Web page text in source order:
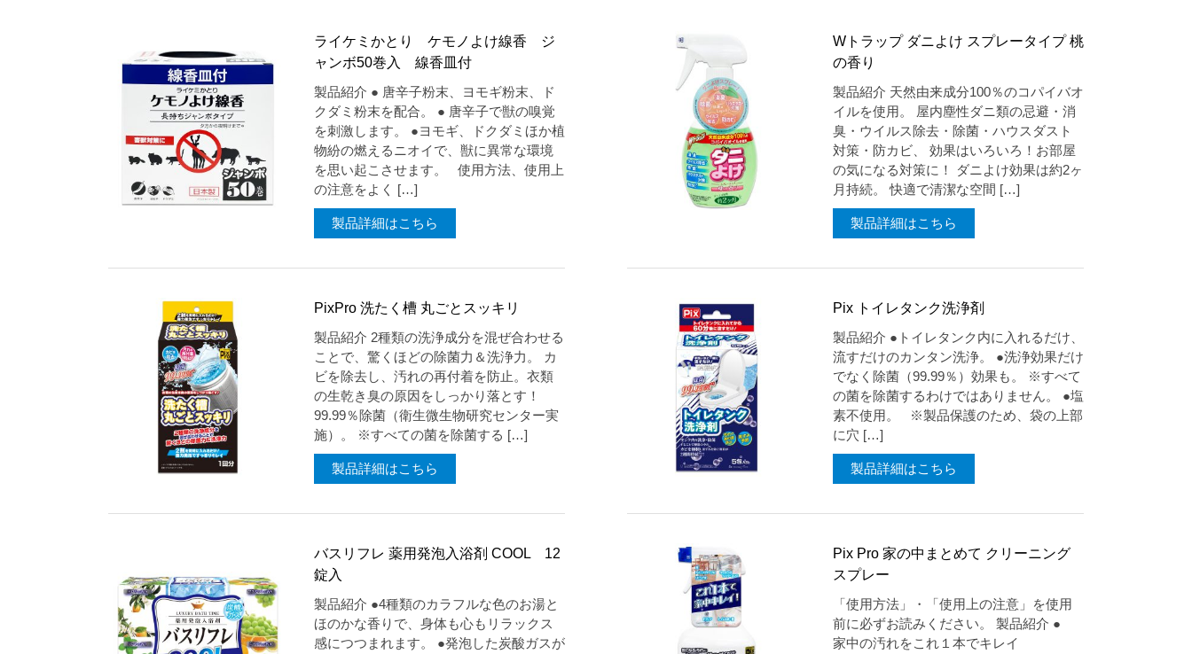
ライケミかとり ケモノよけ線香 ジ
ャンボ50巻入 線香皿付
製品紹介 ● 唐辛子粉末、ヨモギ粉末、ド
クダミ粉末を配合。 ● 唐辛子で獣の嗅覚
を刺激します。 ●ヨモギ、ドクダミほか植
物紛の燃えるニオイで、獣に異常な環境
を思い起こさせます。 使用方法、使用上
の注意をよく […]
製品詳細はこちら
Wトラップ ダニよけ スプレータイプ 桃
の香り
製品紹介 天然由来成分100％のコパイバオ
イルを使用。 屋内塵性ダニ類の忌避・消
臭・ウイルス除去・除菌・ハウスダスト
対策・防カビ、 効果はいろいろ！お部屋
の気になる対策に！ ダニよけ効果は約2ヶ
月持続。 快適で清潔な空間 […]
製品詳細はこちら
PixPro 洗たく槽 丸ごとスッキリ
製品紹介 2種類の洗浄成分を混ぜ合わせる
ことで、驚くほどの除菌力＆洗浄力。 カ
ビを除去し、汚れの再付着を防止。衣類
の生乾き臭の原因をしっかり落とす！
99.99％除菌（衛生微生物研究センター実
施）。 ※すべての菌を除菌する […]
製品詳細はこちら
Pix トイレタンク洗浄剤
製品紹介 ●トイレタンク内に入れるだけ、
流すだけのカンタン洗浄。 ●洗浄効果だけ
でなく除菌（99.99％）効果も。 ※すべて
の菌を除菌するわけではありません。 ●塩
素不使用。 ※製品保護のため、袋の上部
に穴 […]
製品詳細はこちら
バスリフレ 薬用発泡入浴剤 COOL 12
錠入
製品紹介 ●4種類のカラフルな色のお湯と
ほのかな香りで、身体も心もリラックス
感につつまれます。 ●発泡した炭酸ガスが
Pix Pro 家の中まとめて クリーニング
スプレー
「使用方法」・「使用上の注意」を使用
前に必ずお読みください。 製品紹介 ●
家中の汚れをこれ１本でキレイ